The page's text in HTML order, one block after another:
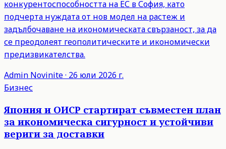
конкурентоспособността на ЕС в София, като
подчерта нуждата от нов модел на растеж и
задълбочаване на икономическата свързаност, за да
се преодолеят геополитическите и икономически
предизвикателства.
Admin Novinite· 26 юли 2026 г.
Бизнес
Япония и ОИСР стартират съвместен план
за икономическа сигурност и устойчиви
вериги за доставки